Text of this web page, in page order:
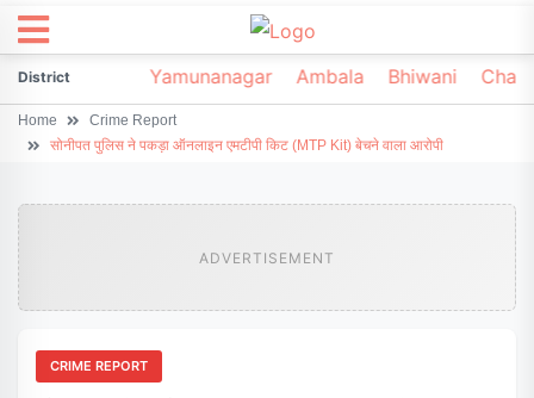
DistrictSonipat Yamunanagar Ambala Bhiwani
Home
Crime Report
सोनीपत पुलिस ने पकड़ा ऑनलाइन एमटीपी किट (MTP Kit) बेचने वाला आरोपी
ADVERTISEMENT
CRIME REPORT